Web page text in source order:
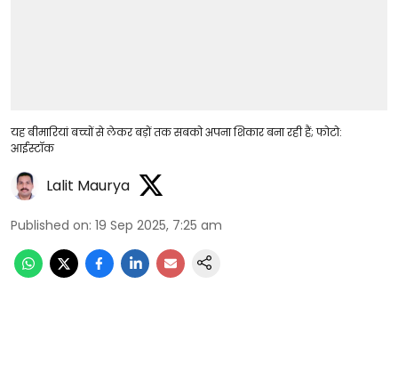
यह बीमारियां बच्चों से लेकर बड़ों तक सबको अपना शिकार बना रही हैं; फोटो:
आईस्टॉक
Lalit Maurya
Published on: 19 Sep 2025, 7:25 am